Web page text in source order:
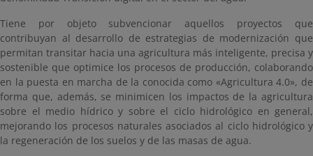
Tiene por objeto subvencionar aquellos proyectos que
contribuyan al desarrollo de estrategias de modernización que
permitan transitar hacia una agricultura más inteligente, precisa y
sostenible que optimice los procesos de producción, colaborando
en la puesta en marcha de la conocida como «Agricultura 4.0», de
forma que, además, se minimicen los impactos de la agricultura
sobre el medio hídrico y sobre el ciclo hidrológico en general,
mejorando los procesos naturales asociados al ciclo hidrológico y
la regeneración de los suelos y de las masas de agua.